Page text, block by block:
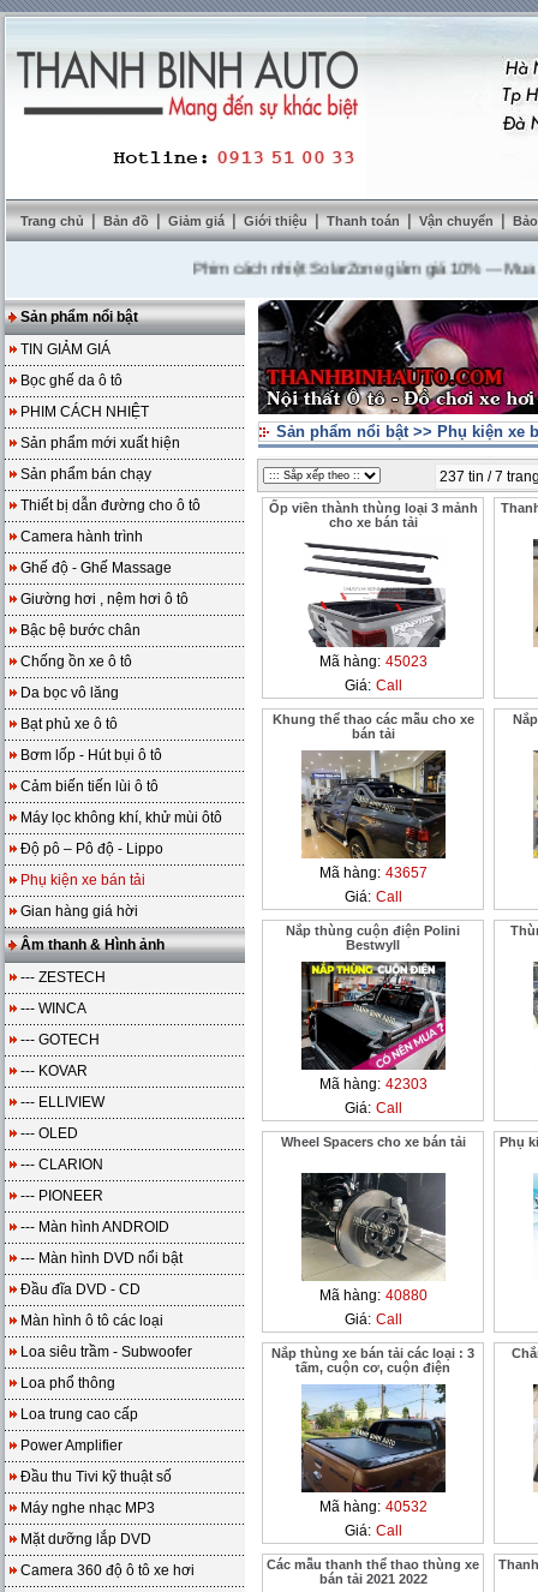
Trang chủ | Bản đồ | Giảm giá | Giới thiệu | Thanh toán | Vận chuyển |
Phim cách nhiệt SolarZone giảm giá 10%---Mua
Sản phẩm nổi bật
TIN GIẢM GIÁ
Bọc ghế da ô tô
PHIM CÁCH NHIỆT
Sản phẩm mới xuất hiện
Sản phẩm bán chạy
Thiết bị dẫn đường cho ô tô
Camera hành trình
Ghế độ - Ghế Massage
Giường hơi , nệm hơi ô tô
Bậc bệ bước chân
Chống ồn xe ô tô
Da bọc vô lăng
Bạt phủ xe ô tô
Bơm lốp - Hút bụi ô tô
Cảm biến tiến lùi ô tô
Máy lọc không khí, khử mùi ôtô
Độ pô – Pô độ - Lippo
Phụ kiện xe bán tải
Gian hàng giá hời
Âm thanh & Hình ảnh
--- ZESTECH
--- WINCA
--- GOTECH
--- KOVAR
--- ELLIVIEW
--- OLED
--- CLARION
--- PIONEER
--- Màn hình ANDROID
--- Màn hình DVD nổi bật
Đầu đĩa DVD - CD
Màn hình ô tô các loại
Loa siêu trầm - Subwoofer
Loa phổ thông
Loa trung cao cấp
Power Amplifier
Đầu thu Tivi kỹ thuật số
Máy nghe nhạc MP3
Mặt dưỡng lắp DVD
Camera 360 độ ô tô xe hơi
Sản phẩm nổi bật>> Phụ kiện xe
237 tin / 7
Ốp viền thành thùng loại 3 mảnh
cho xe bán tải
Mã hàng: 45023
Giá: Call
Khung thể thao các mẫu cho xe
bán tải
Mã hàng: 43657
Giá: Call
Nắp thùng cuộn điện Polini
Bestwyll
Mã hàng: 42303
Giá: Call
Wheel Spacers cho xe bán tải
Mã hàng: 40880
Giá: Call
Phụ
Nắp thùng xe bán tải các loại : 3
tấm, cuộn cơ, cuộn điện
Mã hàng: 40532
Giá: Call
Các mẫu thanh thể thao thùng xe
bán tải 2021 2022